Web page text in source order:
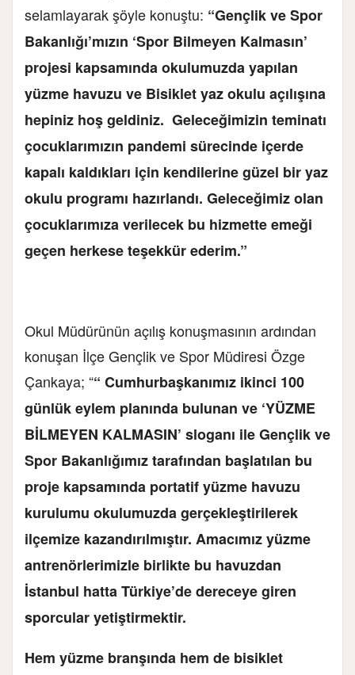
selamlayarak şöyle konuştu: “Gençlik ve Spor
Bakanlığı’mızın ‘Spor Bilmeyen Kalmasın’
projesi kapsamında okulumuzda yapılan
yüzme havuzu ve Bisiklet yaz okulu açılışına
hepiniz hoş geldiniz. Geleceğimizin teminatı
çocuklarımızın pandemi sürecinde içerde
kapalı kaldıkları için kendilerine güzel bir yaz
okulu programı hazırlandı. Geleceğimiz olan
çocuklarımıza verilecek bu hizmette emeği
geçen herkese teşekkür ederim.”
Okul Müdürünün açılış konuşmasının ardından
konuşan İlçe Gençlik ve Spor Müdiresi Özge
Çankaya; ““ Cumhurbaşkanımız ikinci 100
günlük eylem planında bulunan ve ‘YÜZME
BİLMEYEN KALMASIN’ sloganı ile Gençlik ve
Spor Bakanlığımız tarafından başlatılan bu
proje kapsamında portatif yüzme havuzu
kurulumu okulumuzda gerçekleştirilerek
ilçemize kazandırılmıştır. Amacımız yüzme
antrenörlerimizle birlikte bu havuzdan
İstanbul hatta Türkiye’de dereceye giren
sporcular yetiştirmektir.
Hem yüzme branşında hem de bisiklet